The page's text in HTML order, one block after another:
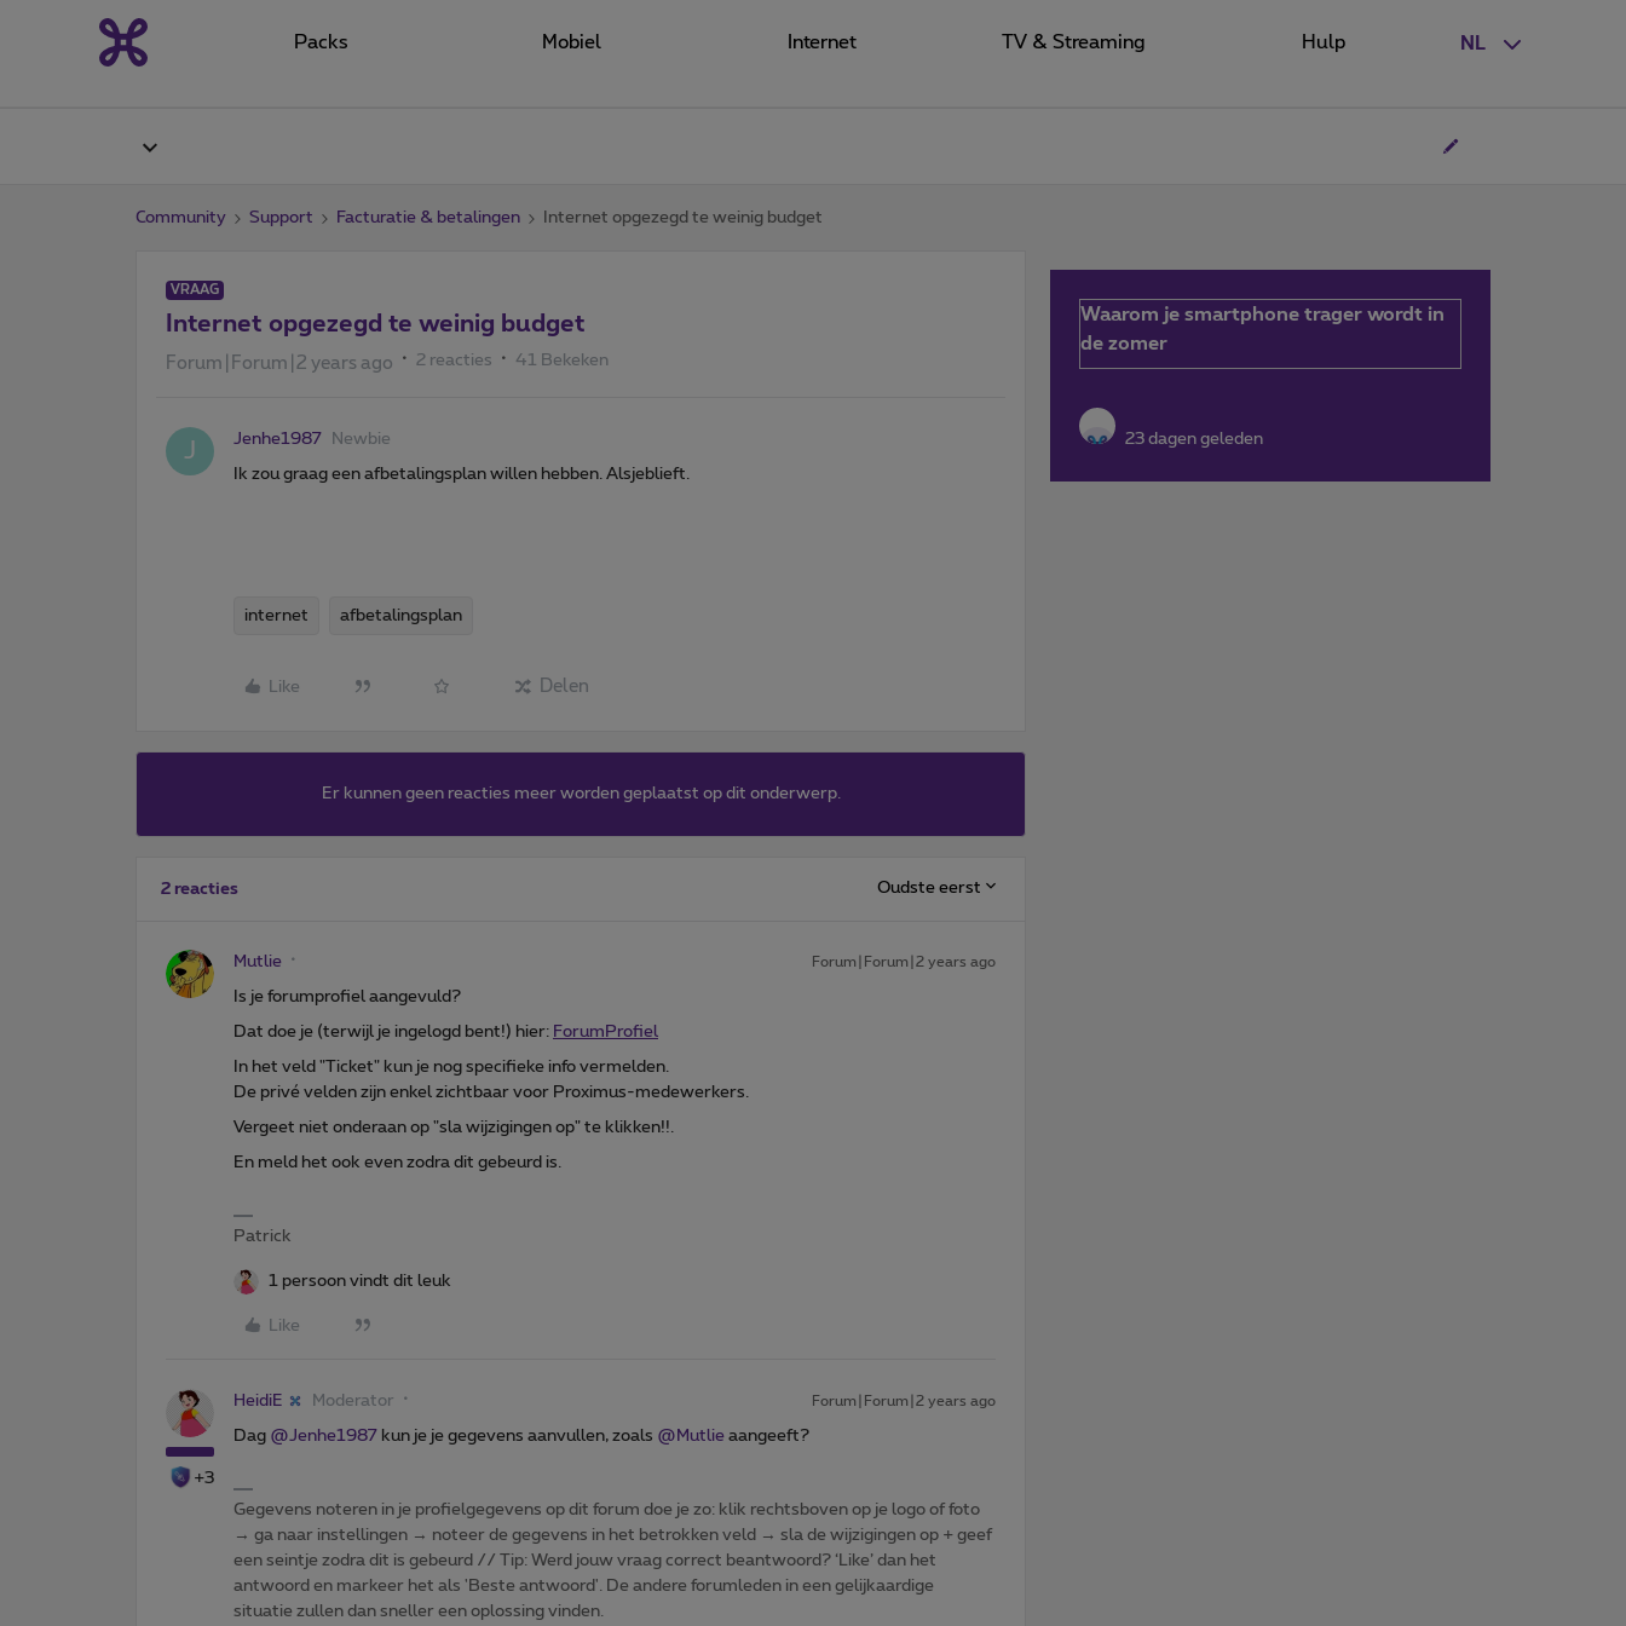
NL
Packs Mobiel Internet TV & Streaming Hulp
Community Support Facturatie & betalingen Internet opgezegd te weinig budget
VRAAG
Internet opgezegd te weinig budget
Forum|Forum|2 years ago 2 reacties 41 Bekeken
J Jenhe1987 Newbie
Ik zou graag een afbetalingsplan willen hebben. Alsjeblieft.
internet afbetalingsplan
Like Delen
Er kunnen geen reacties meer worden geplaatst op dit onderwerp.
2 reacties Oudste eerst
Mutlie Forum|Forum|2 years ago
Is je forumprofiel aangevuld?
Dat doe je (terwijl je ingelogd bent!) hier: ForumProfiel
In het veld "Ticket" kun je nog specifieke info vermelden.
De privé velden zijn enkel zichtbaar voor Proximus-medewerkers.
Vergeet niet onderaan op "sla wijzigingen op" te klikken!!.
En meld het ook even zodra dit gebeurd is.
Patrick
1 persoon vindt dit leuk
Like
+3
HeidiE Moderator Forum|Forum|2 years ago
Dag @Jenhe1987 kun je je gegevens aanvullen, zoals @Mutlie aangeeft?
Gegevens noteren in je profielgegevens op dit forum doe je zo: klik rechtsboven op je logo of foto
→ ga naar instellingen → noteer de gegevens in het betrokken veld → sla de wijzigingen op + geef
een seintje zodra dit is gebeurd // Tip: Werd jouw vraag correct beantwoord? ‘Like’ dan het
antwoord en markeer het als 'Beste antwoord'. De andere forumleden in een gelijkaardige
situatie zullen dan sneller een oplossing vinden.
Waarom je smartphone trager wordt in
de zomer
23 dagen geleden